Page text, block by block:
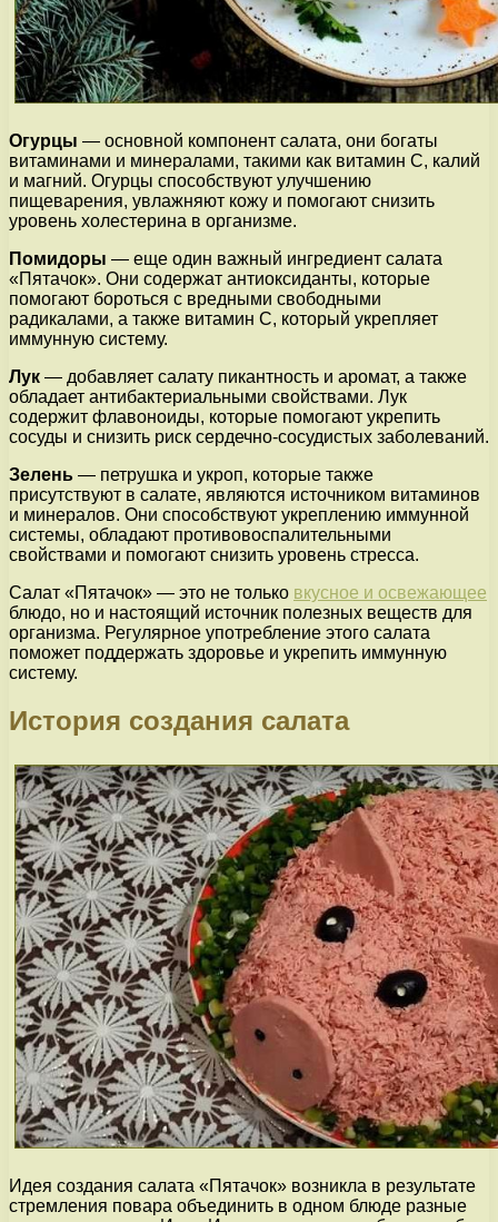
Огурцы — основной компонент салата, они богаты
витаминами и минералами, такими как витамин C, калий
и магний. Огурцы способствуют улучшению
пищеварения, увлажняют кожу и помогают снизить
уровень холестерина в организме.
Помидоры — еще один важный ингредиент салата
«Пятачок». Они содержат антиоксиданты, которые
помогают бороться с вредными свободными
радикалами, а также витамин C, который укрепляет
иммунную систему.
Лук — добавляет салату пикантность и аромат, а также
обладает антибактериальными свойствами. Лук
содержит флавоноиды, которые помогают укрепить
сосуды и снизить риск сердечно-сосудистых заболеваний.
Зелень — петрушка и укроп, которые также
присутствуют в салате, являются источником витаминов
и минералов. Они способствуют укреплению иммунной
системы, обладают противовоспалительными
свойствами и помогают снизить уровень стресса.
Салат «Пятачок» — это не только вкусное и освежающее
блюдо, но и настоящий источник полезных веществ для
организма. Регулярное употребление этого салата
поможет поддержать здоровье и укрепить иммунную
систему.
История создания салата
Идея создания салата «Пятачок» возникла в результате
стремления повара объединить в одном блюде разные